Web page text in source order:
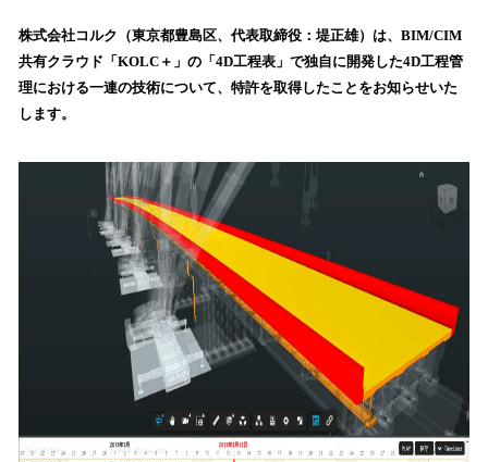
！
数
を
読
み
株式会社コルク（東京都豊島区、代表取締役：堤正雄）は、BIM/CIM
共有クラウド「KOLC＋」の「4D工程表」で独自に開発した4D工程管
理における一連の技術について、特許を取得したことをお知らせいた
します。